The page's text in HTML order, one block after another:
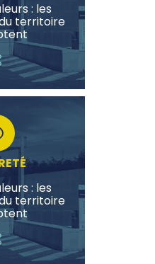
: les
territoire
: les
territoire